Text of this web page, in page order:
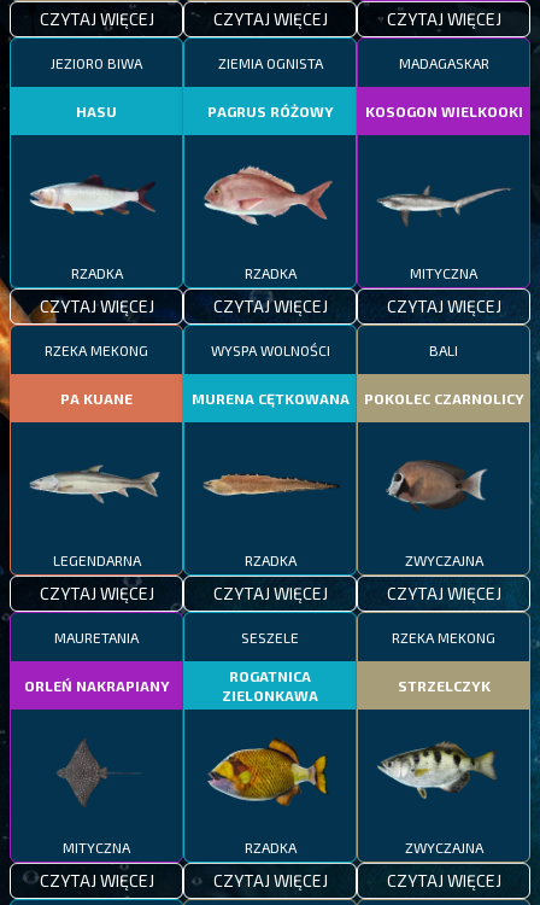
CZYTAJ WIĘCEJ CZYTAJ WIĘCEJ CZYTAJ WIĘCEJ
JEZIORO BIWA
HASU
RZADKA
CZYTAJ WIĘCEJ
ZIEMIA OGNISTA
PAGRUS RÓŻOWY
RZADKA
CZYTAJ WIĘCEJ
MADAGASKAR
KOSOGON WIELKOOKI
MITYCZNA
CZYTAJ WIĘCEJ
RZEKA MEKONG
PA KUANE
LEGENDARNA
CZYTAJ WIĘCEJ
WYSPA WOLNOŚCI
MURENA CĘTKOWANA
RZADKA
CZYTAJ WIĘCEJ
BALI
POKOLEC CZARNOLICY
ZWYCZAJNA
CZYTAJ WIĘCEJ
MAURETANIA
ORLEŃ NAKRAPIANY
MITYCZNA
CZYTAJ WIĘCEJ
SESZELE
ROGATNICA
ZIELONKAWA
RZADKA
CZYTAJ WIĘCEJ
RZEKA MEKONG
STRZELCZYK
ZWYCZAJNA
CZYTAJ WIĘCEJ